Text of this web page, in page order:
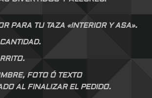
PARA TU TAZA «INTERIOR Y ASA».
FOTO Ó TEXTO
AL FINALIZAR EL PEDIDO.